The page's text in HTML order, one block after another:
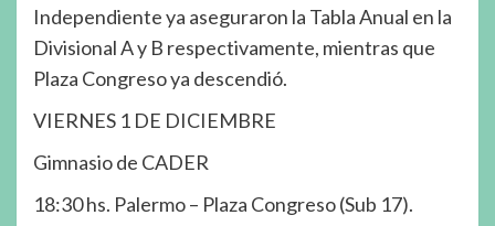
Independiente ya aseguraron la Tabla Anual en la
Divisional A y B respectivamente, mientras que
Plaza Congreso ya descendió.
VIERNES 1 DE DICIEMBRE
Gimnasio de CADER
18:30 hs. Palermo – Plaza Congreso (Sub 17).